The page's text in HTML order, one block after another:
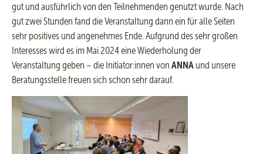
gut und ausführlich von den Teilnehmenden genutzt wurde. Nach
gut zwei Stunden fand die Veranstaltung dann ein für alle Seiten
sehr positives und angenehmes Ende. Aufgrund des sehr großen
Interesses wird es im Mai 2024 eine Wiederholung der
Veranstaltung geben – die Initiator:innen von ANNA und unsere
Beratungsstelle freuen sich schon sehr darauf.